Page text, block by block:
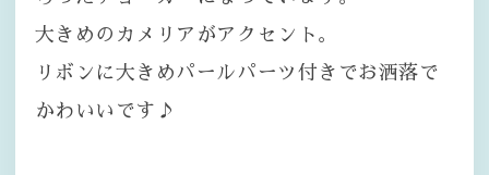
大きめのカメリアがアクセント。
リボンに大きめパールパーツ付きでお洒落で
かわいいです♪